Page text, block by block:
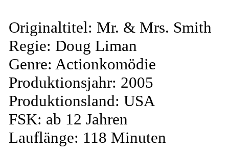
Originaltitel: Mr. & Mrs. Smith
Regie: Doug Liman
Genre: Actionkomödie
Produktionsjahr: 2005
Produktionsland: USA
FSK: ab 12 Jahren
Lauflänge: 118 Minuten